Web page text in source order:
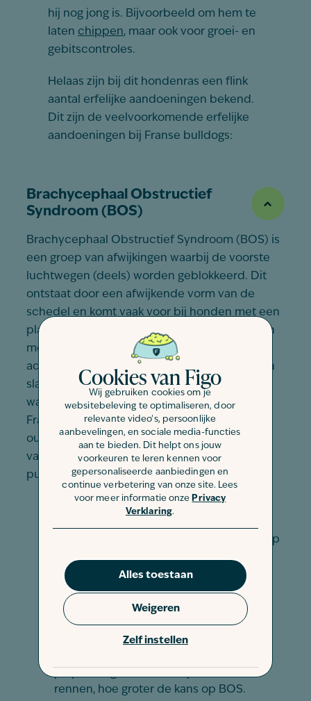
Cookies van Figo
Wij gebruiken cookies om je
websitebeleving te optimaliseren, door
relevante video's, persoonlijke
aanbevelingen, en sociale media-functies
aan te bieden. Dit helpt ons jouw
voorkeuren te leren kennen voor
gepersonaliseerde aanbiedingen en
continue verbetering van onze site. Lees
voor meer informatie onze Privacy
Verklaring.
Alles toestaan
Zelf instellen
Weigeren
hij nog jong is. Bijvoorbeeld om hem te
laten chippen, maar ook voor groei- en
gebitscontroles.
Helaas zijn bij dit hondenras een flink
aantal erfelijke aandoeningen bekend.
Dit zijn de veelvoorkomende erfelijke
aandoeningen bij Franse bulldogs:
Brachycephaal Obstructief
Syndroom (BOS)
Brachycephaal Obstructief Syndroom (BOS) is
een groep van afwijkingen waarbij de voorste
luchtwegen (deels) worden geblokkeerd. Dit
ontstaat door een afwijkende vorm van de
schedel en komt vaak voor bij honden met een
platte snuit, zoals een Franse bulldog. Honden
met BOS hebben last van
ademhalingsproblemen, soms ook van eet- en
slaapproblemen, en kunnen slecht tegen
warmte en inspanning. Wil jij een gezonde
Franse bulldog kopen? Check dan goed of de
ouderdieren getest en dus bewezen vrij zijn
van BOS. Let zelf ook vooral op de volgende
punten:
Hoe korter de nek, hoe groter de kans op
Hoe breder de kop, hoe groter de kans op
Hoe nauwer de neusgaten en neusholte,
hoe groter de kans op BOS;
Hoe korter de neus in verhouding tot de
rest van de kop, hoe groter de kans op
rennen, hoe groter de kans op BOS.